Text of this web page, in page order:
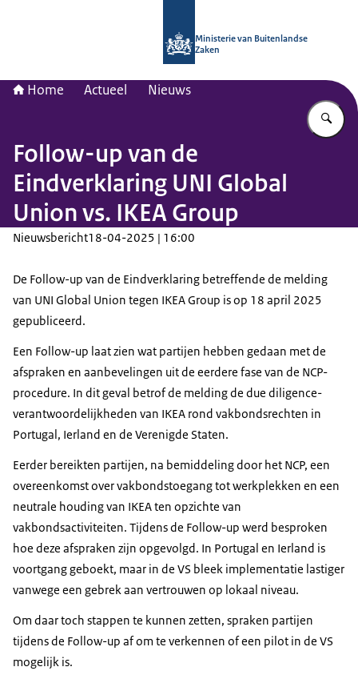
Ministerie van Buitenlandse
Zaken
Home Actueel Nieuws
Follow-up van de
Eindverklaring UNI Global
Union vs. IKEA Group
Nieuwsbericht18-04-2025 | 16:00
De Follow-up van de Eindverklaring betreffende de melding
van UNI Global Union tegen IKEA Group is op 18 april 2025
gepubliceerd.
Een Follow-up laat zien wat partijen hebben gedaan met de
afspraken en aanbevelingen uit de eerdere fase van de NCP-
procedure. In dit geval betrof de melding de due diligence-
verantwoordelijkheden van IKEA rond vakbondsrechten in
Portugal, Ierland en de Verenigde Staten.
Eerder bereikten partijen, na bemiddeling door het NCP, een
overeenkomst over vakbondstoegang tot werkplekken en een
neutrale houding van IKEA ten opzichte van
vakbondsactiviteiten. Tijdens de Follow-up werd besproken
hoe deze afspraken zijn opgevolgd. In Portugal en Ierland is
voortgang geboekt, maar in de VS bleek implementatie lastiger
vanwege een gebrek aan vertrouwen op lokaal niveau.
Om daar toch stappen te kunnen zetten, spraken partijen
tijdens de Follow-up af om te verkennen of een pilot in de VS
mogelijk is.